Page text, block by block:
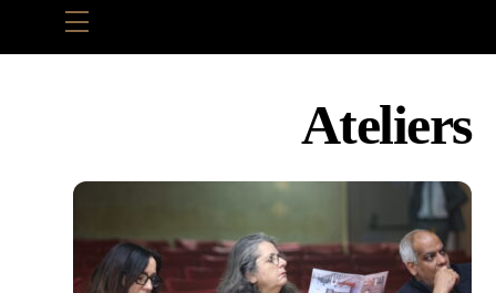
Menu
Ateliers